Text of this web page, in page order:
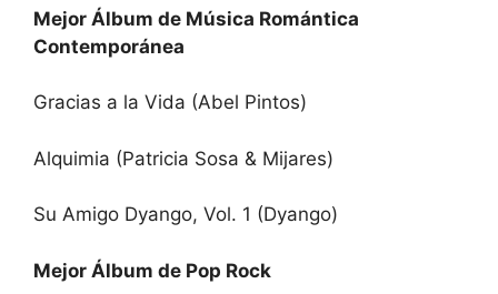
Mejor Álbum de Música Romántica
Contemporánea
Gracias a la Vida (Abel Pintos)
Alquimia (Patricia Sosa & Mijares)
Su Amigo Dyango, Vol. 1 (Dyango)
Mejor Álbum de Pop Rock